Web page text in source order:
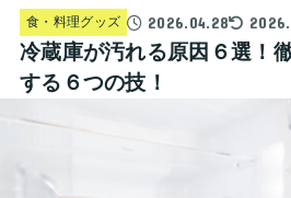
食・料理グッズ 2026.04.28
冷蔵庫が汚れる原因６選！
する６つの技！